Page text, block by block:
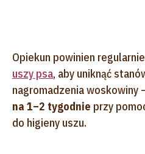
Opiekun powinien
uszy psa, aby uniknąć
nagromadzenia woskowiny
na 1–2 tygodnie przy
do higieny uszu.